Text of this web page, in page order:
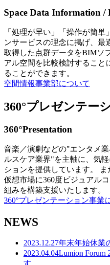
Space Data Information
「処理が早い」「操作が簡
ンサービスの理念に掲げ、最
取得した点群データをBIMソ
アル空間を比較検討すること
ることができます。
空間情報事業部について
360°プレゼンテー
360°Presentation
音楽／演劇などの"エンタメ
ルスケア業界"を主軸に、気
ションを提供しています。
仮想市場に360度ビジュアル
組みを構築支援いたします。
360°プレゼンテーション事業
NEWS
2023.12.27年末年始休業
2023.04.04Lumion Forum